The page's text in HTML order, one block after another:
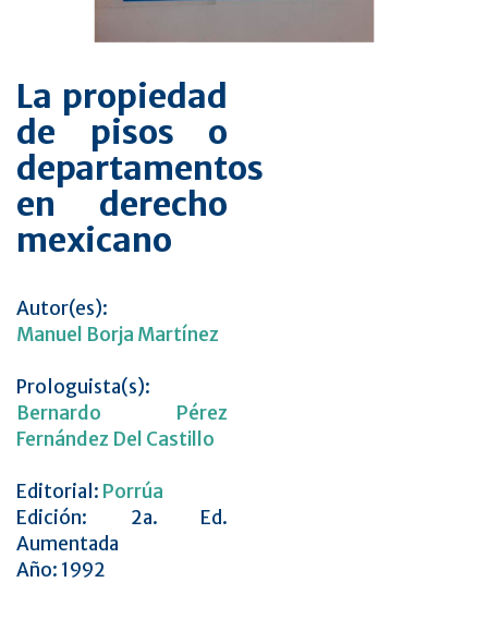
La propiedad
de pisos o
departamentos
en derecho
mexicano
Autor(es):
Manuel Borja Martínez
Prologuista(s):
Bernardo Pérez
Fernández Del Castillo
Editorial: Porrúa
Edición: 2a. Ed.
Aumentada
Año: 1992